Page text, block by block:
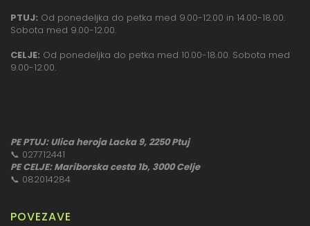
PTUJ: Od ponedeljka do petka med 9.00-12.00 in 14.00-18.00.
Sobota med 9.00-12.00.
CELJE: Od ponedeljka do petka med 10.00-18.00. Sobota med
9.00-12.00.
PE PTUJ: Ulica heroja Lacka 9, 2250 Ptuj
📞 027712441
PE CELJE: Mariborska cesta 1b, 3000 Celje
📞 082014284
POVEZAVE